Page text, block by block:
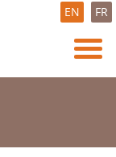
EN FR